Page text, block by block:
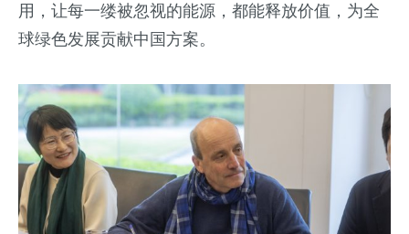
用，让每一缕被忽视的能源，都能释放价值，为全
球绿色发展贡献中国方案。